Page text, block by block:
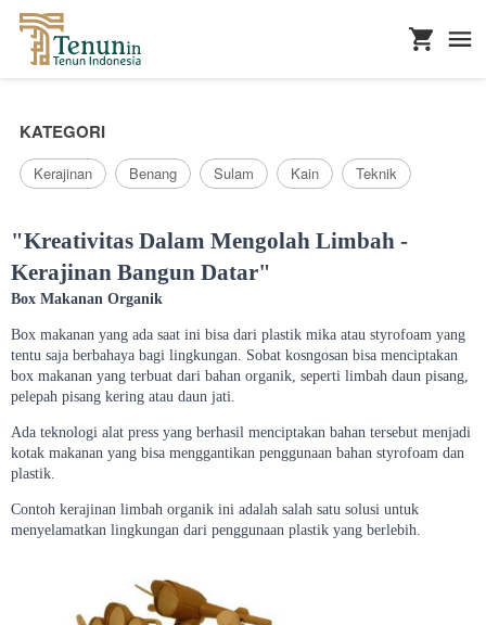
KATEGORI
Kerajinan Benang Sulam Kain Teknik
"Kreativitas Dalam Mengolah Limbah -
Kerajinan Bangun Datar"
Box Makanan Organik
Box makanan yang ada saat ini bisa dari plastik mika atau styrofoam yang
tentu saja berbahaya bagi lingkungan. Sobat kosngosan bisa menciptakan
box makanan yang terbuat dari bahan organik, seperti limbah daun pisang,
pelepah pisang kering atau daun jati.
Ada teknologi alat press yang berhasil menciptakan bahan tersebut menjadi
kotak makanan yang bisa menggantikan penggunaan bahan styrofoam dan
plastik.
Contoh kerajinan limbah organik ini adalah salah satu solusi untuk
menyelamatkan lingkungan dari penggunaan plastik yang berlebih.